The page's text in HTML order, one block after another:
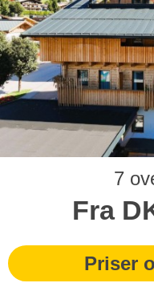
7
Fra
Priser